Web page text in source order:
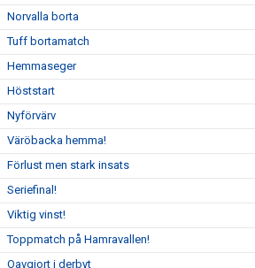
Norvalla borta
Tuff bortamatch
Hemmaseger
Höststart
Nyförvärv
Väröbacka hemma!
Förlust men stark insats
Seriefinal!
Viktig vinst!
Toppmatch på Hamravallen!
Oavgjort i derbyt